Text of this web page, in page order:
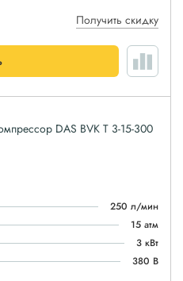
Получить скидку
DAS BVK T 3-15-300
250 л/мин
15 атм
3 кВт
380 В